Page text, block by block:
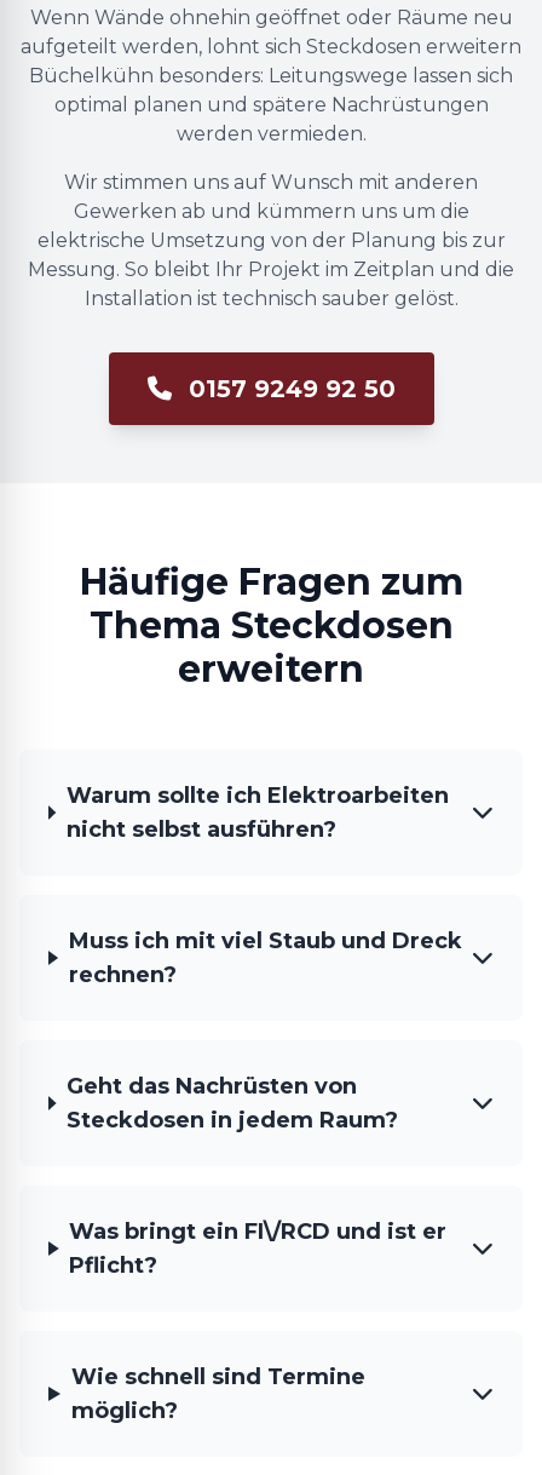
Wenn Wände ohnehin geöffnet oder Räume neu
aufgeteilt werden, lohnt sich Steckdosen erweitern
Büchelkühn besonders: Leitungswege lassen sich
optimal planen und spätere Nachrüstungen
werden vermieden.
Wir stimmen uns auf Wunsch mit anderen
Gewerken ab und kümmern uns um die
elektrische Umsetzung von der Planung bis zur
Messung. So bleibt Ihr Projekt im Zeitplan und die
Installation ist technisch sauber gelöst.
0157 9249 92 50
Häufige Fragen zum
Thema Steckdosen
erweitern
Warum sollte ich Elektroarbeiten
nicht selbst ausführen?
Muss ich mit viel Staub und Dreck
rechnen?
Geht das Nachrüsten von
Steckdosen in jedem Raum?
Was bringt ein FI\/RCD und ist er
Pflicht?
Wie schnell sind Termine
möglich?